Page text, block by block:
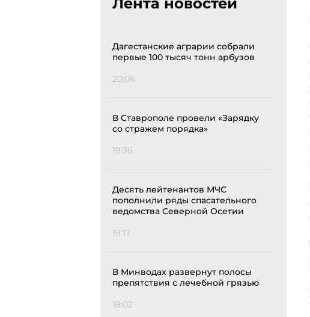
Лента новостей
Дагестанские аграрии собрали
первые 100 тысяч тонн арбузов
20:06
В Ставрополе провели «Зарядку
со стражем порядка»
19:36
Десять лейтенантов МЧС
пополнили ряды спасательного
ведомства Северной Осетии
19:17
В Минводах развернут полосы
препятствия с лечебной грязью
18:02